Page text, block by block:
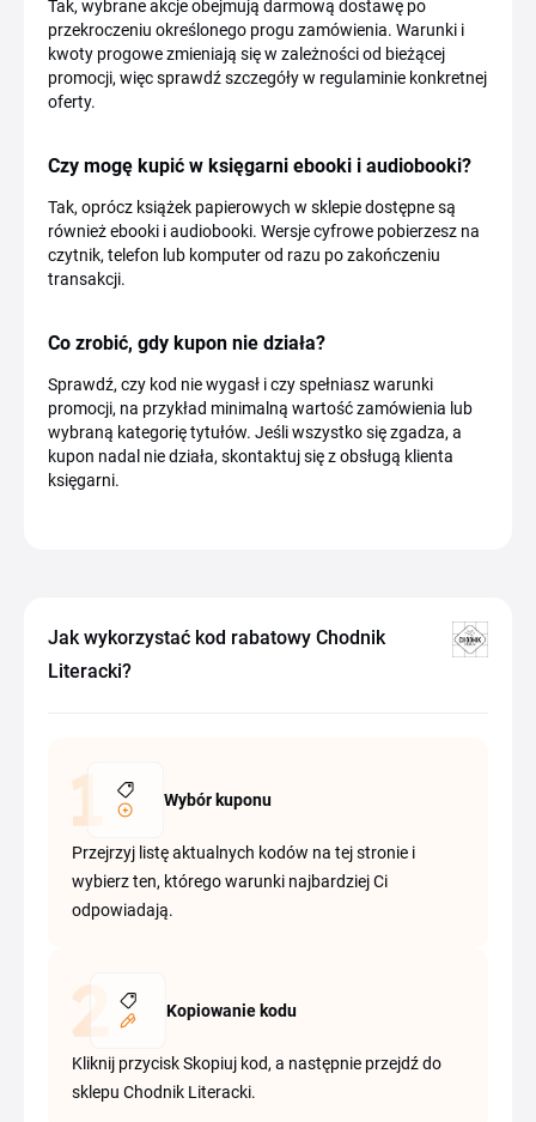
Tak, wybrane akcje obejmują darmową dostawę po
przekroczeniu określonego progu zamówienia. Warunki i
kwoty progowe zmieniają się w zależności od bieżącej
promocji, więc sprawdź szczegóły w regulaminie konkretnej
oferty.
Czy mogę kupić w księgarni ebooki i audiobooki?
Tak, oprócz książek papierowych w sklepie dostępne są
również ebooki i audiobooki. Wersje cyfrowe pobierzesz na
czytnik, telefon lub komputer od razu po zakończeniu
transakcji.
Co zrobić, gdy kupon nie działa?
Sprawdź, czy kod nie wygasł i czy spełniasz warunki
promocji, na przykład minimalną wartość zamówienia lub
wybraną kategorię tytułów. Jeśli wszystko się zgadza, a
kupon nadal nie działa, skontaktuj się z obsługą klienta
księgarni.
Jak wykorzystać kod rabatowy Chodnik
Literacki?
Wybór kuponu
Przejrzyj listę aktualnych kodów na tej stronie i
wybierz ten, którego warunki najbardziej Ci
odpowiadają.
Kopiowanie kodu
Kliknij przycisk Skopiuj kod, a następnie przejdź do
sklepu Chodnik Literacki.